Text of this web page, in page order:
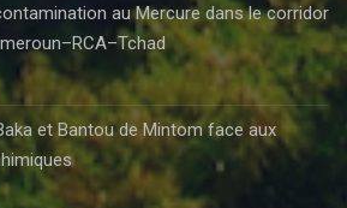
au Mercure dans le corridor
et Bantou de Mintom face aux